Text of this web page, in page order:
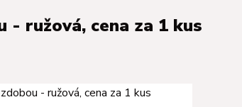
- ružová, cena za 1 kus